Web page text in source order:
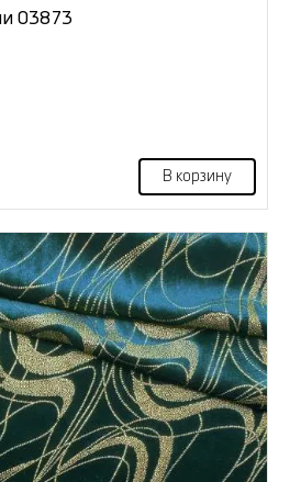
03873
В корзину